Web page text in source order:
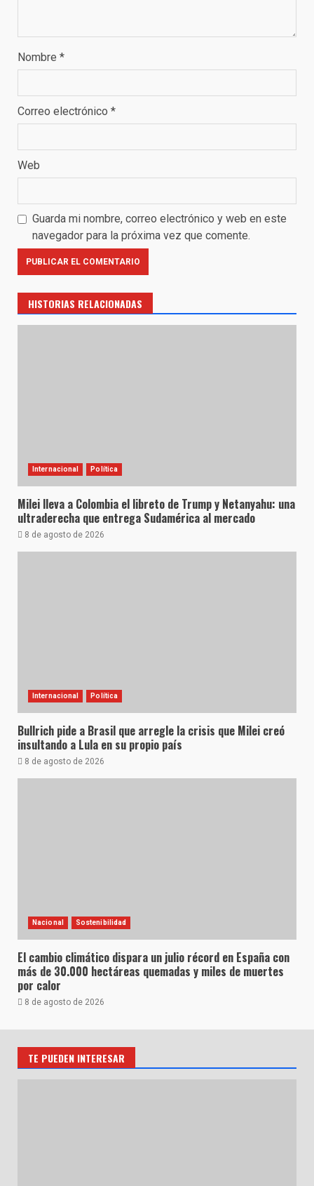
Nombre *
Correo electrónico *
Web
Guarda mi nombre, correo electrónico y web en este
navegador para la próxima vez que comente.
HISTORIAS RELACIONADAS
Internacional Política
Milei lleva a Colombia el libreto de Trump y Netanyahu: una
ultraderecha que entrega Sudamérica al mercado
8 de agosto de 2026
Internacional Política
Bullrich pide a Brasil que arregle la crisis que Milei creó
insultando a Lula en su propio país
8 de agosto de 2026
Nacional Sostenibilidad
El cambio climático dispara un julio récord en España con
más de 30.000 hectáreas quemadas y miles de muertes
por calor
8 de agosto de 2026
TE PUEDEN INTERESAR